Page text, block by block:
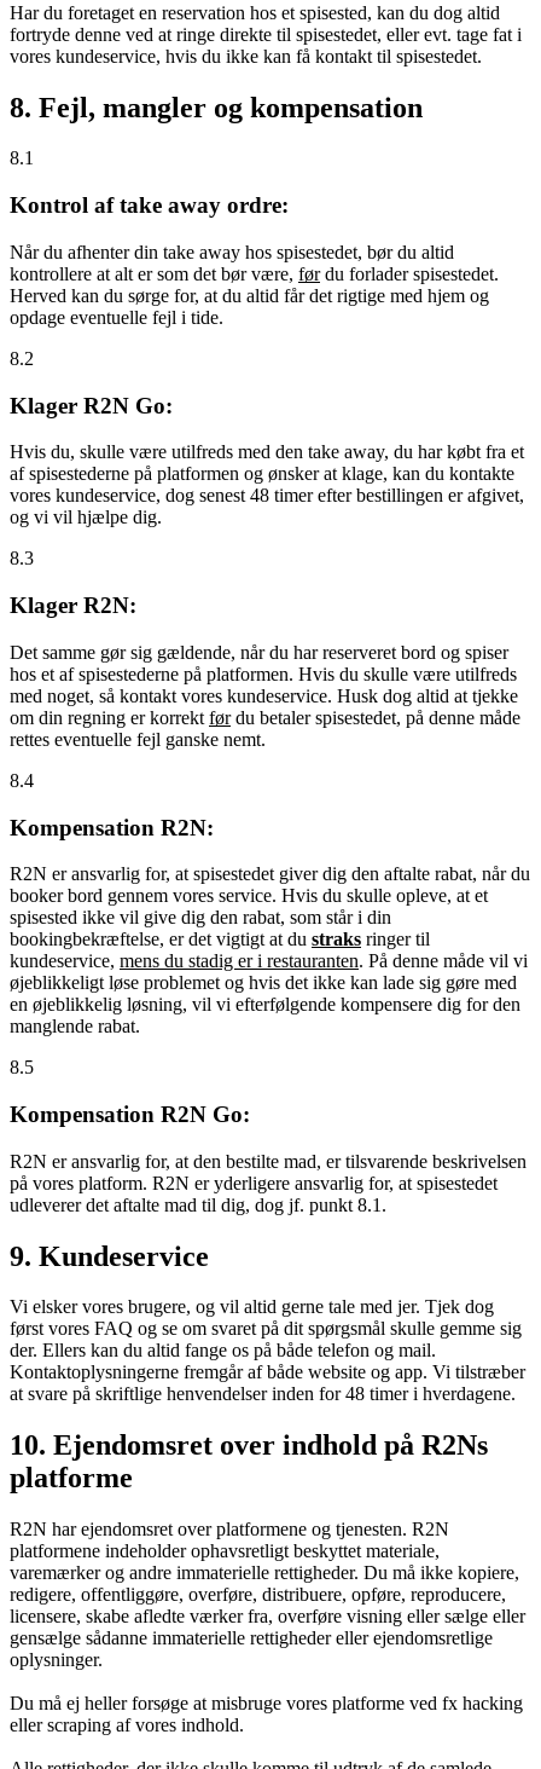
Har du foretaget en reservation hos et spisested, kan du dog altid
fortryde denne ved at ringe direkte til spisestedet, eller evt. tage fat i
vores kundeservice, hvis du ikke kan få kontakt til spisestedet.
8. Fejl, mangler og kompensation
8.1
Kontrol af take away ordre:
Når du afhenter din take away hos spisestedet, bør du altid
kontrollere at alt er som det bør være, førdu forlader spisestedet.
Herved kan du sørge for, at du altid får det rigtige med hjem og
opdage eventuelle fejl i tide.
8.2
Klager R2N Go:
Hvis du, skulle være utilfreds med den take away, du har købt fra et
af spisestederne på platformen og ønsker at klage, kan du kontakte
vores kundeservice, dog senest 48 timer efter bestillingen er afgivet,
og vi vil hjælpe dig.
8.3
Klager R2N:
Det samme gør sig gældende, når du har reserveret bord og spiser
hos et af spisestederne på platformen. Hvis du skulle være utilfreds
med noget, så kontakt vores kundeservice. Husk dog altid at tjekke
om din regning er korrekt førdu betaler spisestedet, på denne måde
rettes eventuelle fejl ganske nemt.
8.4
Kompensation R2N:
R2N er ansvarlig for, at spisestedet giver dig den aftalte rabat, når du
booker bord gennem vores service. Hvis du skulle opleve, at et
spisested ikke vil give dig den rabat, som står i din
bookingbekræftelse, er det vigtigt at du straks ringer til
kundeservice, mens du stadig er i restauranten. På denne måde vil vi
øjeblikkeligt løse problemet og hvis det ikke kan lade sig gøre med
en øjeblikkelig løsning, vil vi efterfølgende kompensere dig for den
manglende rabat.
8.5
Kompensation R2N Go:
R2N er ansvarlig for, at den bestilte mad, er tilsvarende beskrivelsen
på vores platform. R2N er yderligere ansvarlig for, at spisestedet
udleverer det aftalte mad til dig, dog jf. punkt 8.1.
9. Kundeservice
Vi elsker vores brugere, og vil altid gerne tale med jer. Tjek dog
først vores FAQ og se om svaret på dit spørgsmål skulle gemme sig
der. Ellers kan du altid fange os på både telefon og mail.
Kontaktoplysningerne fremgår af både website og app. Vi tilstræber
at svare på skriftlige henvendelser inden for 48 timer i hverdagene.
10. Ejendomsret over indhold på R2Ns
platforme
R2N har ejendomsret over platformene og tjenesten. R2N
platformene indeholder ophavsretligt beskyttet materiale,
varemærker og andre immaterielle rettigheder. Du må ikke kopiere,
redigere, offentliggøre, overføre, distribuere, opføre, reproducere,
licensere, skabe afledte værker fra, overføre visning eller sælge eller
gensælge sådanne immaterielle rettigheder eller ejendomsretlige
oplysninger.
Du må ej heller forsøge at misbruge vores platforme ved fx hacking
eller scraping af vores indhold.